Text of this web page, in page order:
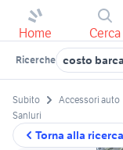
Home Cerca
Ricerche costo
Torna alla ricerca
Subito Accessori auto
Sanluri